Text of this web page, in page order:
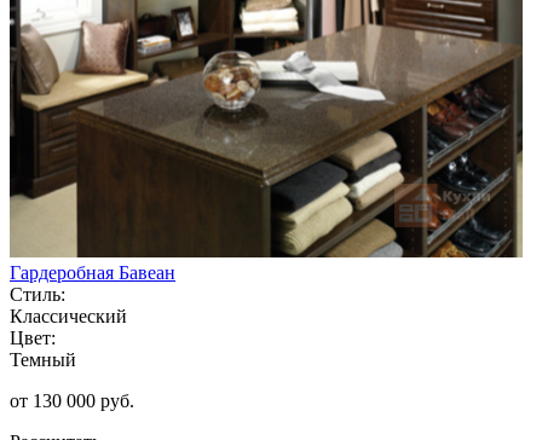
Гардеробная Бавеан
Стиль:
Классический
Цвет:
Темный
от 130 000 руб.